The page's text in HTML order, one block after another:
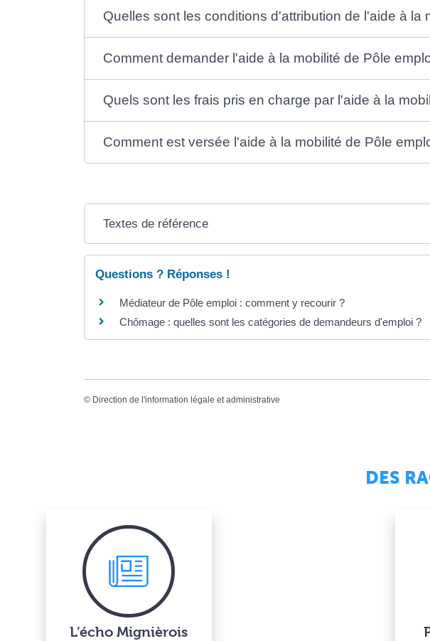
Quelles sont les conditions d'attribution de l'aide à la
Comment demander l'aide à la mobilité de Pôle
Quels sont les frais pris en charge par l'aide à la
Comment est versée l'aide à la mobilité de Pôle
Textes de référence
Questions ? Réponses !
Médiateur de Pôle emploi : comment y recourir ?
Chômage : quelles sont les catégories de demandeurs d'emploi ?
© Direction de l'information légale et administrative
DES
L’écho Mignièrois